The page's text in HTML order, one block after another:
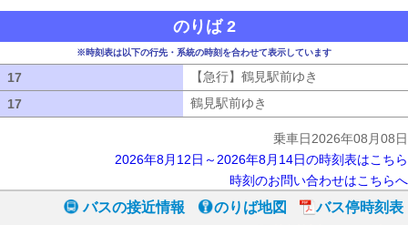
のりば 2
※時刻表は以下の行先・系統の時刻を合わせて表示しています
17 【急行】鶴見駅前ゆき
17
鶴見駅前ゆき
乗車日2026年08月08日
2026年8月12日～2026年8月14日の時刻表はこちら
時刻のお問い合わせはこちらへ
バスの接近情報 のりば地図
バス停時刻表